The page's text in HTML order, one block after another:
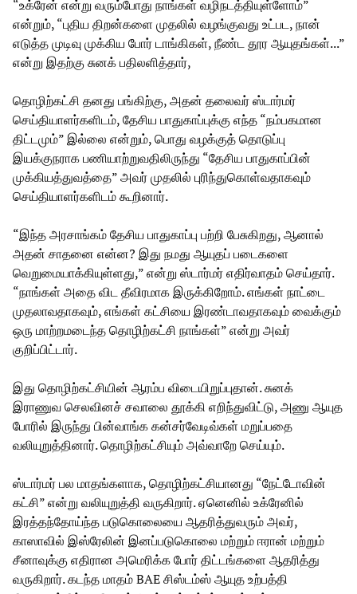
“உக்ரேன் என்று வரும்போது நாங்கள் வழிநடத்தியுள்ளோம்”
என்றும், “புதிய திறன்களை முதலில் வழங்குவது உட்பட, நான்
எடுத்த முடிவு முக்கிய போர் டாங்கிகள், நீண்ட தூர ஆயுதங்கள்...”
என்று இதற்கு சுனக் பதிலளித்தார்,
தொழிற்கட்சி தனது பங்கிற்கு, அதன் தலைவர் ஸ்டார்மர்
செய்தியாளர்களிடம், தேசிய பாதுகாப்புக்கு எந்த “நம்பகமான
திட்டமும்” இல்லை என்றும், பொது வழக்குத் தொடுப்பு
இயக்குநராக பணியாற்றுவதிலிருந்து “தேசிய பாதுகாப்பின்
முக்கியத்துவத்தை” அவர் முதலில் புரிந்துகொள்வதாகவும்
செய்தியாளர்களிடம் கூறினார்.
“இந்த அரசாங்கம் தேசிய பாதுகாப்பு பற்றி பேசுகிறது, ஆனால்
அதன் சாதனை என்ன? இது நமது ஆயுதப் படைகளை
வெறுமையாக்கியுள்ளது,” என்று ஸ்டார்மர் எதிர்வாதம் செய்தார்.
“நாங்கள் அதை விட தீவிரமாக இருக்கிறோம். எங்கள் நாட்டை
முதலாவதாகவும், எங்கள் கட்சியை இரண்டாவதாகவும் வைக்கும்
ஒரு மாற்றமடைந்த தொழிற்கட்சி நாங்கள்” என்று அவர்
குறிப்பிட்டார்.
இது தொழிற்கட்சியின் ஆரம்ப விடையிறுப்புதான். சுனக்
இராணுவ செலவினச் சவாலை தூக்கி எறிந்துவிட்டு, அணு ஆயுத
போரில் இருந்து பின்வாங்க கன்சர்வேடிவ்கள் மறுப்பதை
வலியுறுத்தினார். தொழிற்கட்சியும் அவ்வாறே செய்யும்.
ஸ்டார்மர் பல மாதங்களாக, தொழிற்கட்சியானது “நேட்டோவின்
கட்சி” என்று வலியுறுத்தி வருகிறார். ஏனெனில் உக்ரேனில்
இரத்தந்தோய்ந்த படுகொலையை ஆதரித்துவரும் அவர்,
காஸாவில் இஸ்ரேலின் இனப்படுகொலை மற்றும் ஈரான் மற்றும்
சீனாவுக்கு எதிரான அமெரிக்க போர் திட்டங்களை ஆதரித்து
வருகிறார். கடந்த மாதம் BAE சிஸ்டம்ஸ் ஆயுத உற்பத்தி